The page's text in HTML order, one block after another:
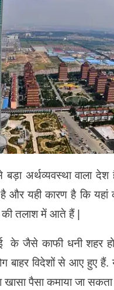
बड़ा अर्थव्यवस्था वाला
और यही कारण है कि
की तलाश में आते हैं |
के जैसे काफी धनी शहर
विदेशों से आए हुए हैं.
पैसा कमाया जा